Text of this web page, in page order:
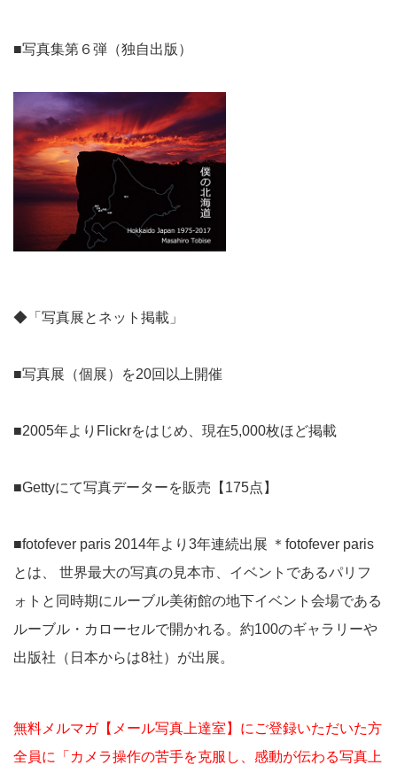
■写真集第６弾（独自出版）
◆「写真展とネット掲載」
■写真展（個展）を20回以上開催
■2005年よりFlickrをはじめ、現在5,000枚ほど掲載
■Gettyにて写真データーを販売【175点】
■fotofever paris 2014年より3年連続出展 ＊fotofever paris
とは、 世界最大の写真の見本市、イベントであるパリフ
ォトと同時期にルーブル美術館の地下イベント会場である
ルーブル・カローセルで開かれる。約100のギャラリーや
出版社（日本からは8社）が出展。
無料メルマガ【メール写真上達室】にご登録いただいた方
全員に「カメラ操作の苦手を克服し、感動が伝わる写真上